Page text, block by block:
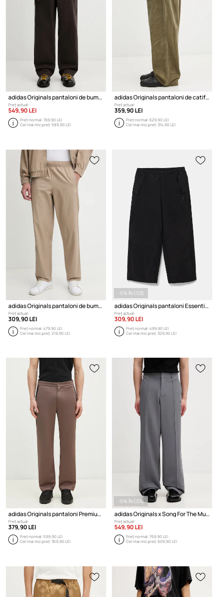
adidas Originals pantaloni de bumbac Equipment Pants
Preț actual:
549,90 LEI
Preț normal:769,90 LEI
Cel mai mic preț:589,90 LEI
adidas Originals pantaloni de catifea cord EQT Pant
Preț actual:
359,90 LEI
Preț normal:629,90 LEI
Cel mai mic preț:314,90 LEI
adidas Originals pantaloni de bumbac Firebird Pants
Preț actual:
309,90 LEI
Preț normal:479,90 LEI
Cel mai mic preț:219,90 LEI
-5% ÎN COȘ
adidas Originals pantaloni Essential
Preț actual:
309,90 LEI
Preț normal:499,90 LEI
Cel mai mic preț:329,90 LEI
adidas Originals pantaloni Premium Track Pant
Preț actual:
379,90 LEI
Preț normal:599,90 LEI
Cel mai mic preț:359,90 LEI
-5% ÎN COȘ
adidas Originals x Song For The Mute pantaloni pentru bărbați
Preț actual:
549,90 LEI
Preț normal:769,90 LEI
Cel mai mic preț:609,90 LEI